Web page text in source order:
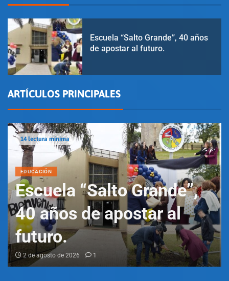
1
Escuela “Salto Grande”, 40 años
de apostar al futuro.
ARTÍCULOS PRINCIPALES
6 lectura mínima
EDUCACIÓN
Neurociencia y
educación: enseñar con
el cerebro, el cuerpo y el
corazón
26 de julio de 2026 2